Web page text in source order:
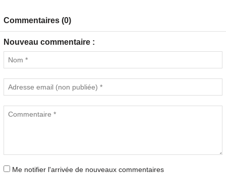
Commentaires (0)
Nouveau commentaire :
Me notifier l'arrivée de nouveaux commentaires